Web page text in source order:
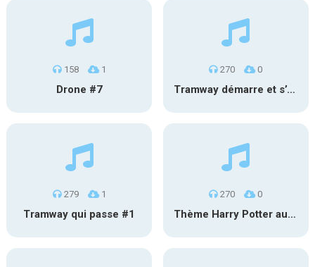
158 1
Drone #7
270 0
Tramway démarre et s’éloigne #2
279 1
Tramway qui passe #1
270 0
Thème Harry Potter au carillon